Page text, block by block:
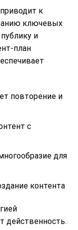
к
ключевых
и
план
повторение и
с
для
контента
действенность.